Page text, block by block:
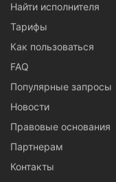
Найти исполнителя
Тарифы
Как пользоваться
FAQ
Популярные запросы
Новости
Правовые основания
Партнерам
Контакты